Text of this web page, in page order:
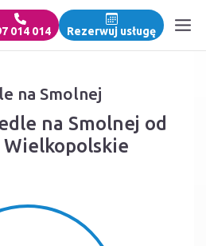
014 014 Rezerwuj usługę
na Smolnej
na Smolnej od
Wielkopolskie